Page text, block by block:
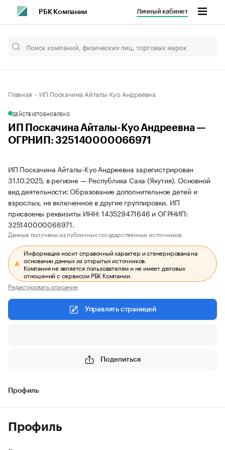
РБК Компании Личный кабинет
Главная ИП Поскачина Айталы-Куо Андреевна
ДЕЙСТВУЕТОБНОВЛЕНО
ИП Поскачина Айталы-Куо Андреевна —
ОГРНИП: 325140000066971
ИП Поскачина Айталы-Куо Андреевна зарегистрирован
31.10.2025, в регионе — Республика Саха (Якутия). Основной
вид деятельности: Образование дополнительное детей и
взрослых, не включенное в другие группировки. ИП
присвоены реквизиты ИНН: 143529471646 и ОГРНИП:
325140000066971.
Данные получены из публичных государственных источников.
Информация носит справочный характер и сгенерирована на
основании данных из открытых источников.
Компания не является пользователем и не имеет деловых
отношений с сервисом РБК Компании.
Редактировать описание
Управлять страницей
Поделиться
Профиль
Профиль